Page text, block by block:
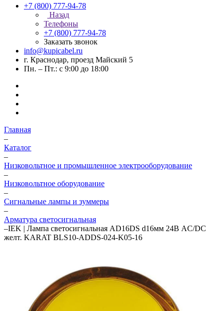
+7 (800) 777-94-78
Назад
Телефоны
+7 (800) 777-94-78
Заказать звонок
info@kupicabel.ru
г. Краснодар, проезд Майский 5
Пн. – Пт.: с 9:00 до 18:00
Главная
–
Каталог
–
Низковольтное и промышленное электрооборудование
–
Низковольтное оборудование
–
Сигнальные лампы и зуммеры
–
Арматура светосигнальная
–IEK | Лампа светосигнальная AD16DS d16мм 24В AC/DC
желт. KARAT BLS10-ADDS-024-K05-16